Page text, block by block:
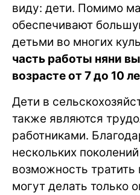
виду: дети. Помимо
обеспечивают
детьми во многих
часть работы няни
возрасте от 7 до 10
Дети в
также являются
работниками.
нескольких
возможность тратить
могут делать только